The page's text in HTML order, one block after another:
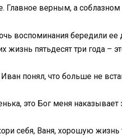
Главное верным, а
воспоминания бередили ее
жизнь пятьдесят три года –
понял, что больше не
это Бог меня
себя, Ваня, хорошую жизнь